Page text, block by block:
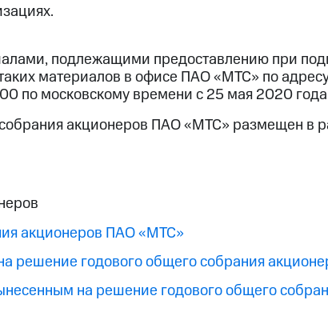
подлежащими предоставлению при
материалов в офисе ПАО «МТС» по
по московскому времени с 25 мая 2020
акционеров ПАО «МТС» размещен
акционеров ПАО «МТС»
решение годового общего собрания
на решение годового общего